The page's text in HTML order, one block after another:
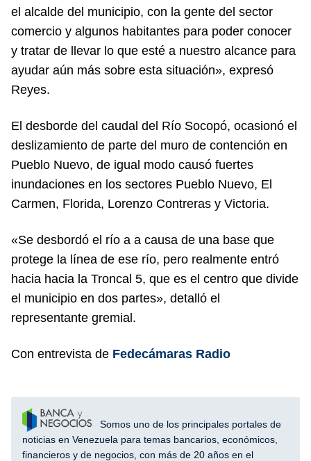
el alcalde del municipio, con la gente del sector
comercio y algunos habitantes para poder conocer
y tratar de llevar lo que esté a nuestro alcance para
ayudar aún más sobre esta situación», expresó
Reyes.
El desborde del caudal del Río Socopó, ocasionó el
deslizamiento de parte del muro de contención en
Pueblo Nuevo, de igual modo causó fuertes
inundaciones en los sectores Pueblo Nuevo, El
Carmen, Florida, Lorenzo Contreras y Victoria.
«Se desbordó el río a a causa de una base que
protege la línea de ese río, pero realmente entró
hacia hacia la Troncal 5, que es el centro que divide
el municipio en dos partes», detalló el
representante gremial.
Con entrevista de Fedecámaras Radio
Somos uno de los principales portales de
noticias en Venezuela para temas bancarios, económicos,
financieros y de negocios, con más de 20 años en el